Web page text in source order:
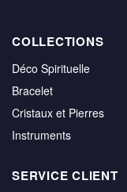
COLLECTIONS
Déco Spirituelle
Bracelet
Cristaux et Pierres
Instruments
SERVICE CLIENT